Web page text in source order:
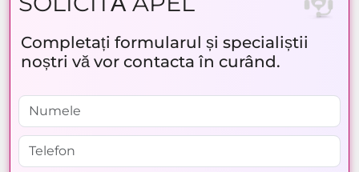
Completați formularul și specialiștii
noștri vă vor contacta în curând.